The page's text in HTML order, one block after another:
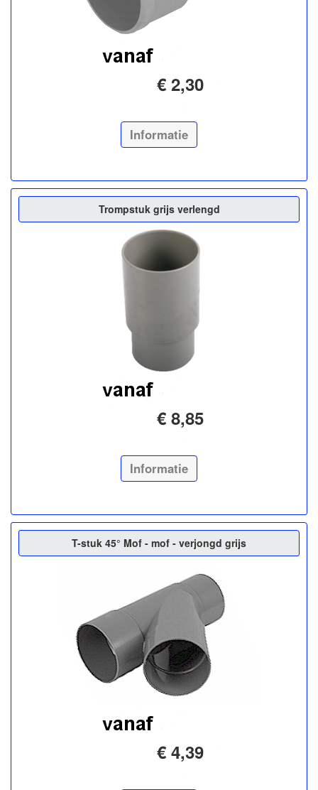
€ 2,30
Informatie
Trompstuk grijs verlengd
€ 8,85
Informatie
T-stuk 45° Mof - mof - verjongd grijs
€ 4,39